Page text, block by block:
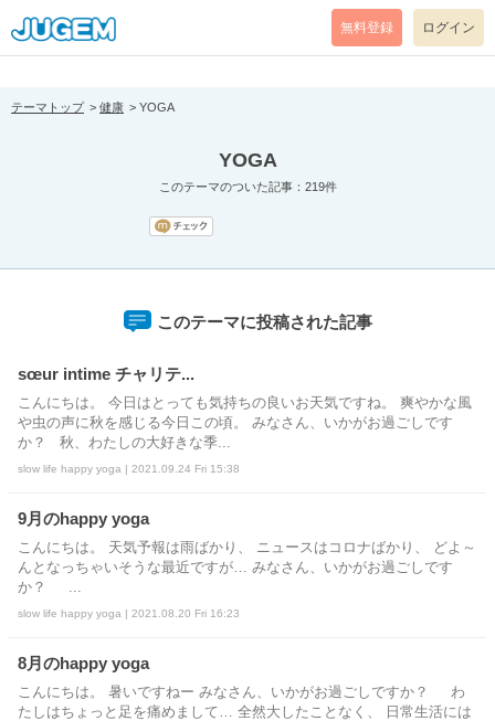
[pear_error: message="Success" code=0 mode=return level=notice
prefix="" info=""]
無料登録 ログイン
テーマトップ 健康 YOGA
YOGA
このテーマのついた記事：219件
このテーマに投稿された記事
sœur intime チャリテ...
こんにちは。 今日はとっても気持ちの良いお天気ですね。 爽やかな風
や虫の声に秋を感じる今日この頃。 みなさん、いかがお過ごしです
か？ 秋、わたしの大好きな季...
slow life happy yoga | 2021.09.24 Fri 15:38
9月のhappy yoga
こんにちは。 天気予報は雨ばかり、 ニュースはコロナばかり、 どよ～
んとなっちゃいそうな最近ですが… みなさん、いかがお過ごしです
か？ ...
slow life happy yoga | 2021.08.20 Fri 16:23
8月のhappy yoga
こんにちは。 暑いですねー みなさん、いかがお過ごしですか？ わ
たしはちょっと足を痛めまして… 全然大したことなく、 日常生活には